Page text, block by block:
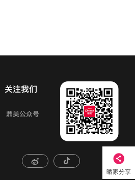
晒家分享